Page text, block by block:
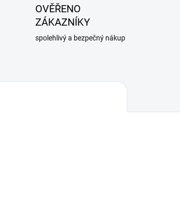
OVĚŘENO
ZÁKAZNÍKY
spolehlivý a bezpečný nákup